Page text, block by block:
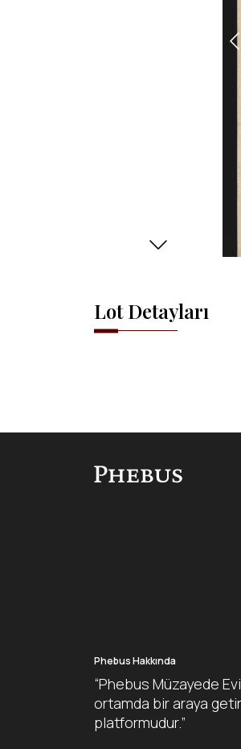
Lot Detayları
Phebus Hakkında
“Phebus Müzayede
ortamda bir araya
platformudur.”